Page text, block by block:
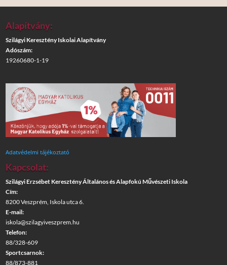
Alapítvány:
Szilágyi Keresztény Iskolai Alapítvány
Adószám:
19260680-1-19
Adatvédelmi tájékoztató
Kapcsolat:
Szilágyi Erzsébet Keresztény Általános és Alapfokú Művészeti Iskola
Cím:
8200 Veszprém, Iskola utca 6.
E-mail:
iskola@szilagyiveszprem.hu
Telefon:
88/328-609
Sportcsarnok:
88/873-881